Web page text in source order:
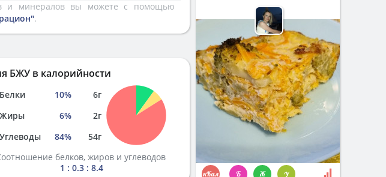
и минералов вы можете с помощью
.
БЖУ в калорийности
Белки 10% 6г
Жиры
6% 2г
Углеводы
84% 54г
белков, жиров и углеводов
1 : 0.3 : 8.4